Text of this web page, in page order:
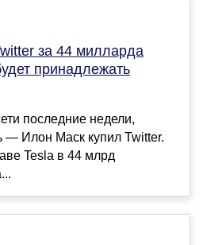
за 44 милларда
принадлежать
последние недели,
— Илон Маск купил Twitter.
Tesla в 44 млрд